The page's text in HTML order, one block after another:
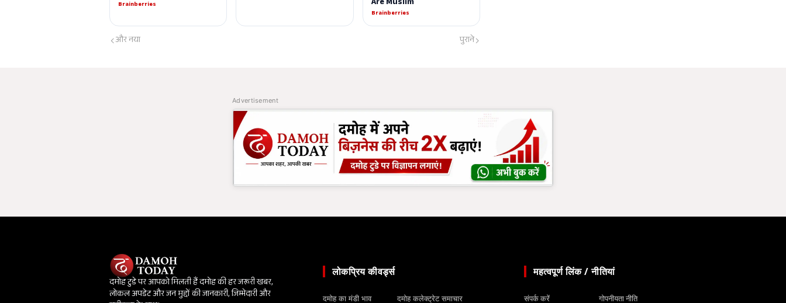
और नया पुराने
Advertisement
दमोह टुडे पर आपको मिलती हैं दमोह की हर जरूरी खबर,
लोकल अपडेट और जन मुद्दों की जानकारी, जिम्मेदारी और
लोकप्रिय कीवर्ड्स
दमोह का मंडी भाव दमोह कलेक्ट्रेट समाचार
महत्वपूर्ण लिंक / नीतियां
संपर्क करें गोपनीयता नीति